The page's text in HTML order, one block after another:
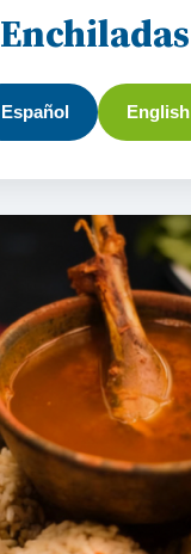
Enchiladas
Español English